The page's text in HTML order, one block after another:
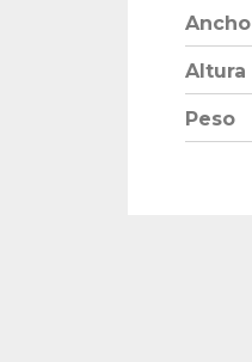
Ancho
Altura
Peso